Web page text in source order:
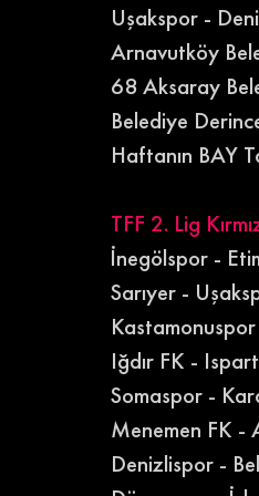
Uşakspor -
Arnavutköy
68 Aksaray
Belediye
Haftanın BAY
TFF 2. Lig
İnegölspor -
Sarıyer -
Iğdır FK -
Somaspor -
Menemen FK -
Denizlispor -